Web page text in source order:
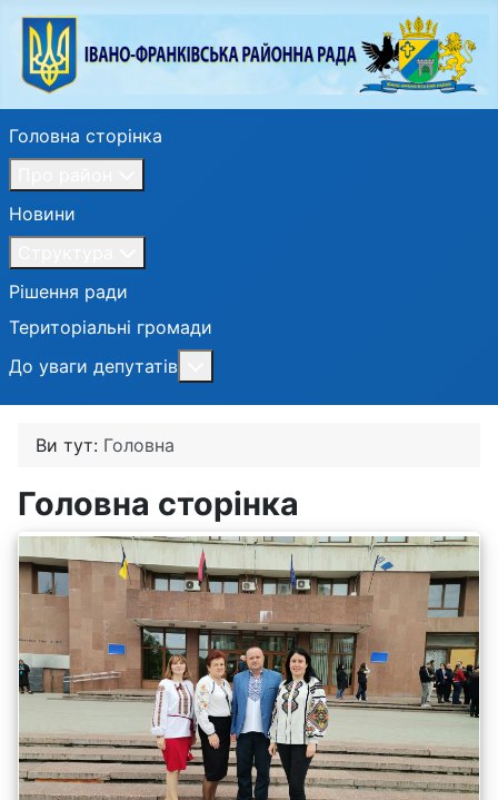
Головна сторінка
Новини
Рішення ради
Територіальні громади
До уваги депутатів
Ви тут: Головна
Головна сторінка